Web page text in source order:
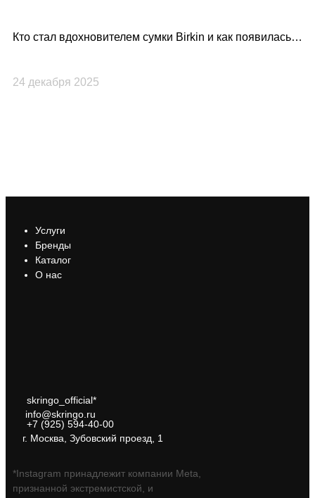
Кто стал вдохновителем сумки Birkin и как появилась
24 декабря 2025
Услуги
Бренды
Каталог
О нас
skringo_official*
info@skringo.ru
+7 (925) 594-40-00
г. Москва, Зубовский проезд, 1
*Instagram принадлежит компании Meta,
признанной экстремистской, и